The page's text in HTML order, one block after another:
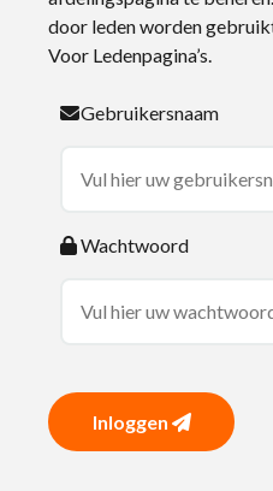
door leden worden
Voor Ledenpagina’s.
Gebruikersnaam
Wachtwoord
Inloggen